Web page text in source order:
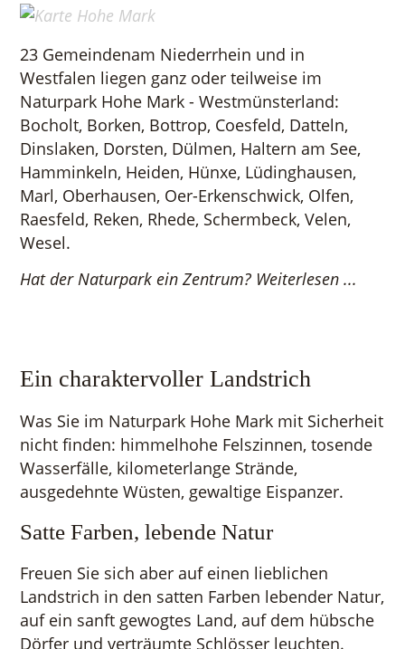
23 Gemeindenam Niederrhein und in
Westfalen liegen ganz oder teilweise im
Naturpark Hohe Mark - Westmünsterland:
Bocholt, Borken, Bottrop, Coesfeld, Datteln,
Dinslaken, Dorsten, Dülmen, Haltern am See,
Hamminkeln, Heiden, Hünxe, Lüdinghausen,
Marl, Oberhausen, Oer-Erkenschwick, Olfen,
Raesfeld, Reken, Rhede, Schermbeck, Velen,
Wesel.
Hat der Naturpark ein Zentrum? Weiterlesen ...
Ein charaktervoller Landstrich
Was Sie im Naturpark Hohe Mark mit Sicherheit
nicht finden: himmelhohe Felszinnen, tosende
Wasserfälle, kilometerlange Strände,
ausgedehnte Wüsten, gewaltige Eispanzer.
Satte Farben, lebende Natur
Freuen Sie sich aber auf einen lieblichen
Landstrich in den satten Farben lebender Natur,
auf ein sanft gewogtes Land, auf dem hübsche
Dörfer und verträumte Schlösser leuchten.